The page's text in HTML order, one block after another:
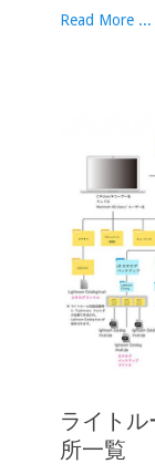
Read More ...
ライト
所一覧